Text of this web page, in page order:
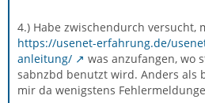
4.) Habe zwischendurch versucht,
https://usenet-erfahrung.de/
anleitung/
was anzufangen, wo
sabnzbd benutzt wird. Anders als
mir da wenigstens